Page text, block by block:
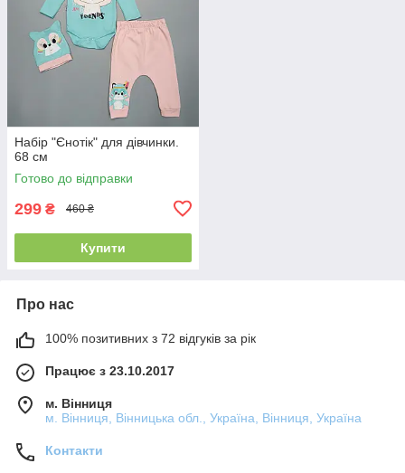
Набір "Єнотік" для дівчинки.
68 см
Готово до відправки
299 ₴ 460 ₴
Купити
Про нас
100% позитивних з 72 відгуків за рік
Працює з 23.10.2017
м. Вінниця
м. Вінниця, Вінницька обл., Україна, Вінниця, Україна
Контакти